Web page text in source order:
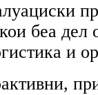
беа дел
и